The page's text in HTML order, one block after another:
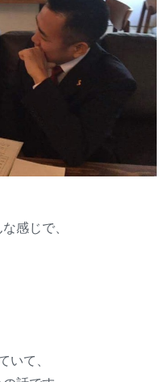
感じで、
いて、